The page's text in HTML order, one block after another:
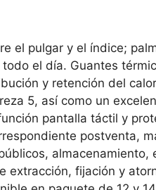
el pulgar y el índice;
el día. Guantes
y retención del
5, así como un
pantalla táctil y
postventa,
almacenamiento,
extracción, fijación y